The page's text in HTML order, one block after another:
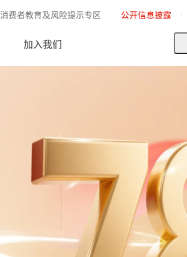
消费者教育及风险提示专区 公开信息披露
加入我们